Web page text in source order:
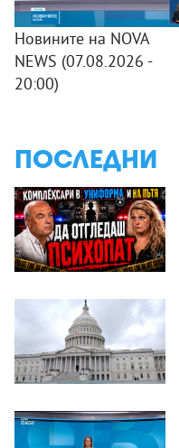
Новините на NOVA
NEWS (07.08.2026 -
20:00)
ПОСЛЕДНИ